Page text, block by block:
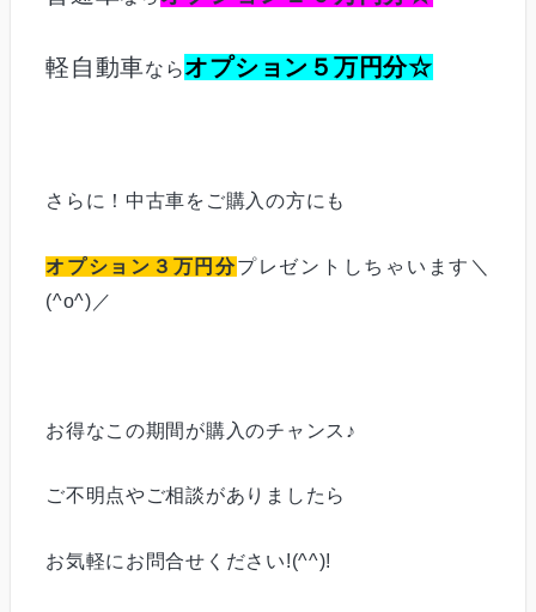
軽自動車ならオプション５万円分☆
さらに！中古車をご購入の方にも
オプション３万円分プレゼントしちゃいます＼
(^o^)／
お得なこの期間が購入のチャンス♪
ご不明点やご相談がありましたら
お気軽にお問合せください!(^^)!